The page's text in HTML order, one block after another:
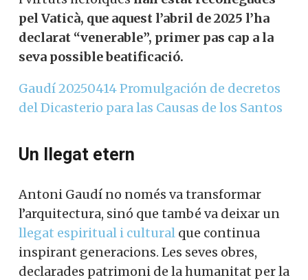
pel Vaticà, que aquest l’abril de 2025 l’ha
declarat “venerable”, primer pas cap a la
seva possible beatificació.
Gaudí 20250414 Promulgación de decretos
del Dicasterio para las Causas de los Santos
Un llegat etern
Antoni Gaudí no només va transformar
l’arquitectura, sinó que també va deixar un
llegat espiritual i cultural que continua
inspirant generacions. Les seves obres,
declarades patrimoni de la humanitat per la